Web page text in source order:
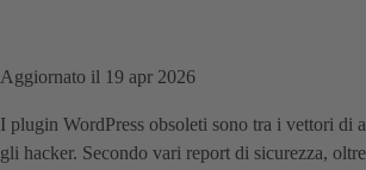
Aggiornato il 19 apr 2026
I plugin WordPress obsoleti sono tra i vettori di
gli hacker. Secondo vari report di sicurezza,